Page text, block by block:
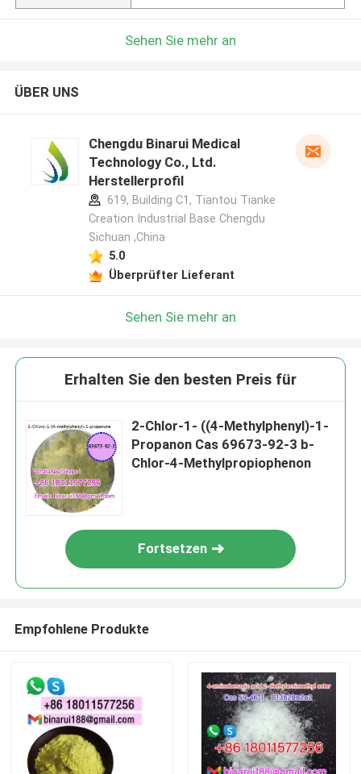
Sehen Sie mehr an
ÜBER UNS
Chengdu Binarui Medical
Technology Co., Ltd.
Herstellerprofil
619, Building C1, Tiantou Tianke
Creation Industrial Base Chengdu
Sichuan ,China
5.0
Überprüfter Lieferant
Sehen Sie mehr an
Erhalten Sie den besten Preis für
2-Chlor-1- ((4-Methylphenyl)-1-
Propanon Cas 69673-92-3 b-
Chlor-4-Methylpropiophenon
Fortsetzen
Empfohlene Produkte